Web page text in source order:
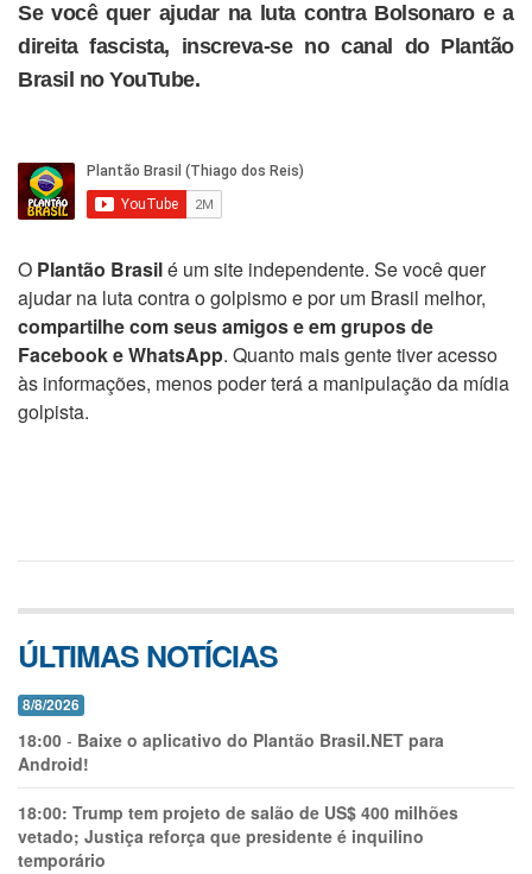
Se você quer ajudar na luta contra Bolsonaro e a
direita fascista, inscreva-se no canal do Plantão
Brasil no YouTube.
O Plantão Brasilé um site independente. Se você quer
ajudar na luta contra o golpismo e por um Brasil melhor,
compartilhe com seus amigos e em grupos de
Facebook e WhatsApp. Quanto mais gente tiver acesso
às informações, menos poder terá a manipulação da mídia
golpista.
ÚLTIMAS NOTÍCIAS
8/8/2026
18:00 - Baixe o aplicativo do Plantão Brasil.NET para
Android!
18:00: Trump tem projeto de salão de US$ 400 milhões
vetado; Justiça reforça que presidente é inquilino
temporário